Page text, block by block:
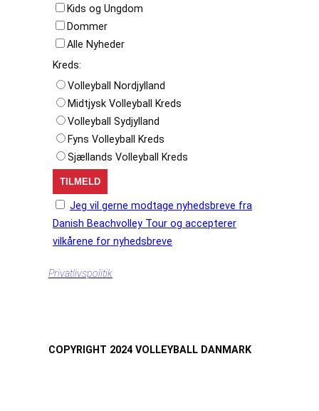
Kids og Ungdom
Dommer
Alle Nyheder
Kreds:
Volleyball Nordjylland
Midtjysk Volleyball Kreds
Volleyball Sydjylland
Fyns Volleyball Kreds
Sjællands Volleyball Kreds
Jeg vil gerne modtage nyhedsbreve fra
Danish Beachvolley Tour og accepterer
vilkårene for nyhedsbreve
Privatlivspolitik
COPYRIGHT 2024 VOLLEYBALL DANMARK